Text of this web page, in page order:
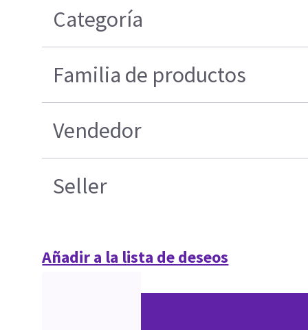
Categoría
Familia de productos
Vendedor
Seller
Añadir a la lista de deseos